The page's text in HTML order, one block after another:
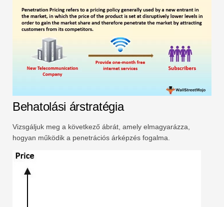
Behatolási árstratégia
Vizsgáljuk meg a következő ábrát, amely elmagyarázza,
hogyan működik a penetrációs árképzés fogalma.